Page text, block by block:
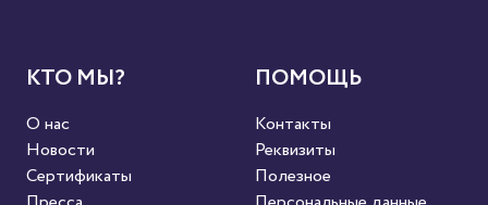
КТО МЫ?
О нас
Новости
Сертификаты
ПОМОЩЬ
Контакты
Реквизиты
Полезное